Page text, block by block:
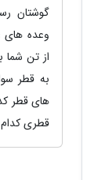
گوشتان
وعده های
از تن شما
به قطر
های قطر
قطری